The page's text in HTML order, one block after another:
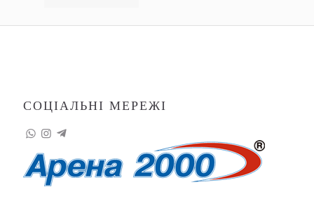
СОЦІАЛЬНІ МЕРЕЖІ